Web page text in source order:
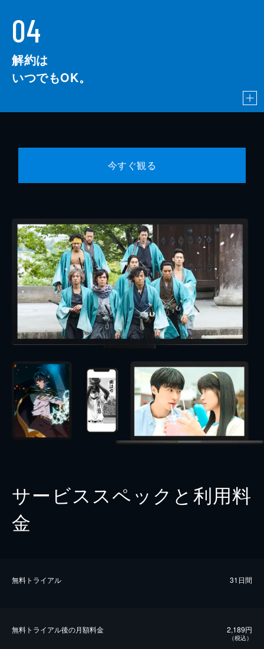
04
解約は
いつでもOK。
今すぐ観る
サービススペックと利用料
金
無料トライアル 31日間
無料トライアル後の⽉額料金 2,189円
（税込）